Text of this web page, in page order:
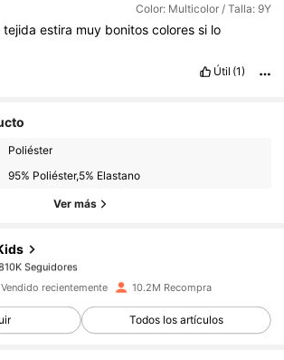
Color: Multicolor / Talla: 9Y
tejida estira muy bonitos colores si lo
Útil (1)
Poliéster
95% Poliéster,5% Elastano
Ver más
810K Seguidores
Seguidores
pagóHace 1 día
810K Seguidores
Vendido recientemente 10.2M Recompra
Todos los artículos